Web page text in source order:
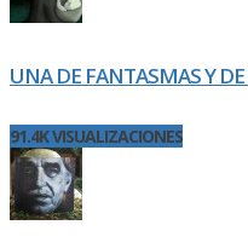
UNA DE FANTASMAS Y
91.4K VISUALIZACIONES